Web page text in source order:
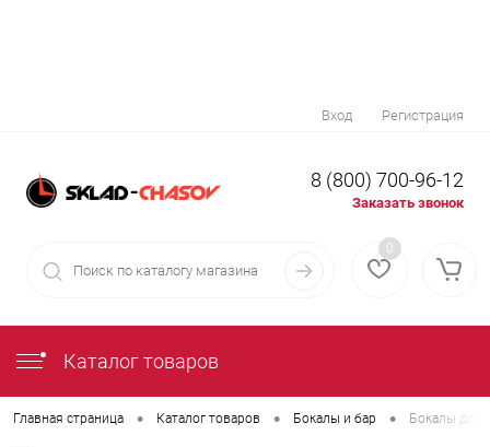
Вход Регистрация
8 (800) 700-96-12
Заказать звонок
0
Каталог товаров
Главная страница • Каталог товаров • Бокалы и бар • Бокалы для